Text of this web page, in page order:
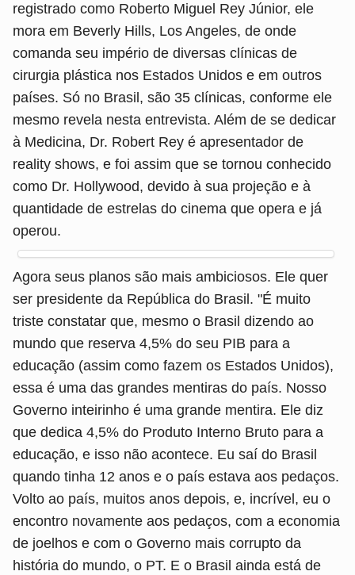
registrado como Roberto Miguel Rey Júnior, ele
mora em Beverly Hills, Los Angeles, de onde
comanda seu império de diversas clínicas de
cirurgia plástica nos Estados Unidos e em outros
países. Só no Brasil, são 35 clínicas, conforme ele
mesmo revela nesta entrevista. Além de se dedicar
à Medicina, Dr. Robert Rey é apresentador de
reality shows, e foi assim que se tornou conhecido
como Dr. Hollywood, devido à sua projeção e à
quantidade de estrelas do cinema que opera e já
operou.
Agora seus planos são mais ambiciosos. Ele quer
ser presidente da República do Brasil. "É muito
triste constatar que, mesmo o Brasil dizendo ao
mundo que reserva 4,5% do seu PIB para a
educação (assim como fazem os Estados Unidos),
essa é uma das grandes mentiras do país. Nosso
Governo inteirinho é uma grande mentira. Ele diz
que dedica 4,5% do Produto Interno Bruto para a
educação, e isso não acontece. Eu saí do Brasil
quando tinha 12 anos e o país estava aos pedaços.
Volto ao país, muitos anos depois, e, incrível, eu o
encontro novamente aos pedaços, com a economia
de joelhos e com o Governo mais corrupto da
história do mundo, o PT. E o Brasil ainda está de